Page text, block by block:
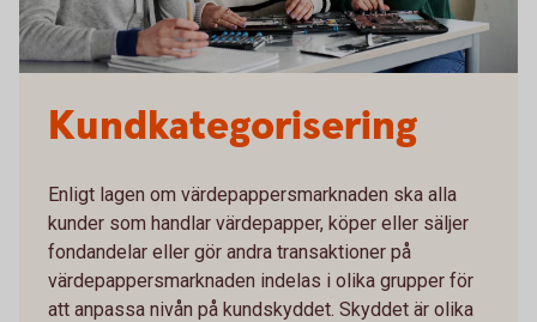
Kundkategorisering
Enligt lagen om värdepappersmarknaden ska alla
kunder som handlar värdepapper, köper eller säljer
fondandelar eller gör andra transaktioner på
värdepappersmarknaden indelas i olika grupper för
att anpassa nivån på kundskyddet. Skyddet är olika